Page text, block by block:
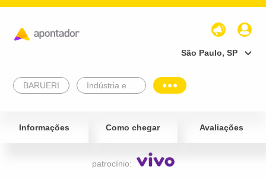
São Paulo, SP
BARUERI
Informações Como chegar Avaliações
patrocínio: